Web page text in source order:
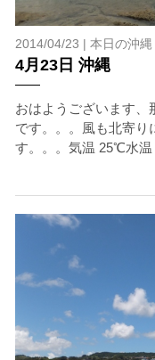
2014/04/23 | 本日の沖縄
4月23日 沖縄
おはようございます、
です。。。風も北寄り
す。。。気温 25℃水